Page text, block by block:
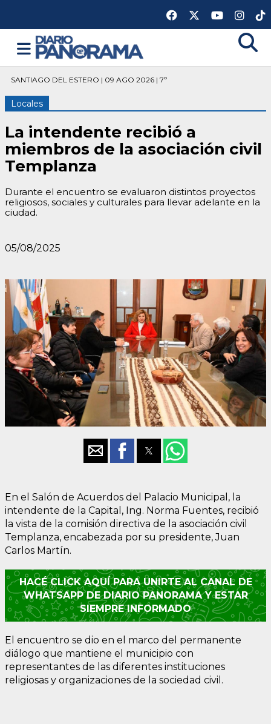
SANTIAGO DEL ESTERO | 09 AGO 2026 | 7º
Locales
La intendente recibió a
miembros de la asociación civil
Templanza
Durante el encuentro se evaluaron distintos proyectos
religiosos, sociales y culturales para llevar adelante en la
ciudad.
05/08/2025
En el Salón de Acuerdos del Palacio Municipal, la
intendente de la Capital, Ing. Norma Fuentes, recibió
la vista de la comisión directiva de la asociación civil
Templanza, encabezada por su presidente, Juan
Carlos Martín.
HACÉ CLICK AQUÍ PARA UNIRTE AL CANAL DE
WHATSAPP DE DIARIO PANORAMA Y ESTAR
SIEMPRE INFORMADO
El encuentro se dio en el marco del permanente
diálogo que mantiene el municipio con
representantes de las diferentes instituciones
religiosas y organizaciones de la sociedad civil.